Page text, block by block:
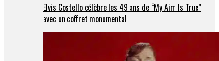
Elvis Costello célèbre les 49 ans de “My Aim Is True”
avec un coffret monumental